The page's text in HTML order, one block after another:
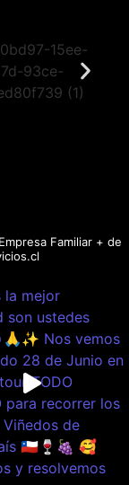
Familiar + de